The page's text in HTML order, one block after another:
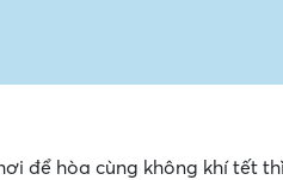
để hòa cùng không khí tết